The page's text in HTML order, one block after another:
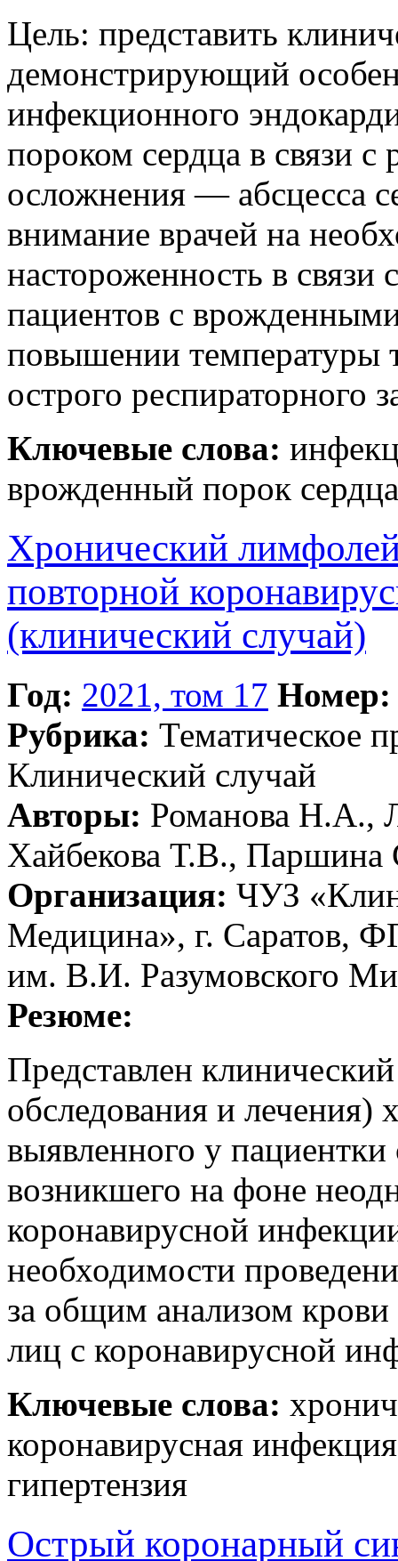
Цель: представить
демонстрирующий
инфекционного
пороком сердца в связи с
осложнения — абсцесса
внимание врачей на
настороженность в
пациентов с
повышении температуры
острого респираторного
Ключевые слова:
врожденный порок
Хронический
повторной
(клинический случай)
Год: 2021, том 17 Номер:
Рубрика: Тематическое
Клинический случай
Авторы: Романова Н.А.,
Хайбекова Т.В.,
Организация: ЧУЗ
Медицина», г. Саратов,
им. В.И. Разумовского
Резюме:
Представлен
обследования и лечения)
выявленного у пациентки
возникшего на фоне
коронавирусной
необходимости
за общим анализом
лиц с коронавирусной
Ключевые слова:
коронавирусная
гипертензия
Острый коронарный